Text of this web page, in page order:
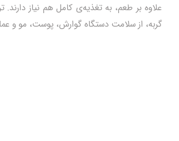
علاوه بر طعم، به تغذیه‌ی کامل هم نیاز دارند.
گربه، از سلامت دستگاه گوارش، پوست، مو و